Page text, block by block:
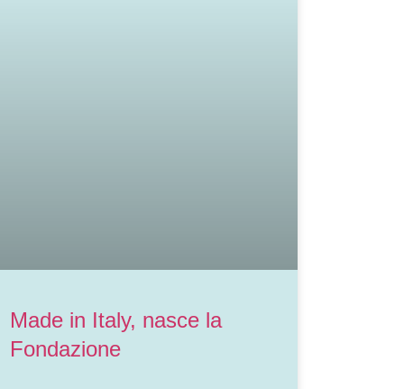
Made in Italy, nasce la
Fondazione